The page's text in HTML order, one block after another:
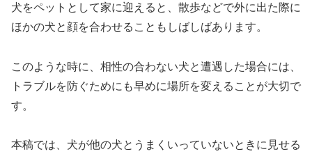
犬をペットとして家に迎えると、散歩などで外に出た際に
ほかの犬と顔を合わせることもしばしばあります。
このような時に、相性の合わない犬と遭遇した場合には、
トラブルを防ぐためにも早めに場所を変えることが大切で
す。
本稿では、犬が他の犬とうまくいっていないときに見せる